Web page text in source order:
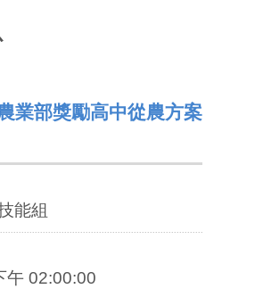
業部獎勵高中從農方案
能組
午 02:00:00